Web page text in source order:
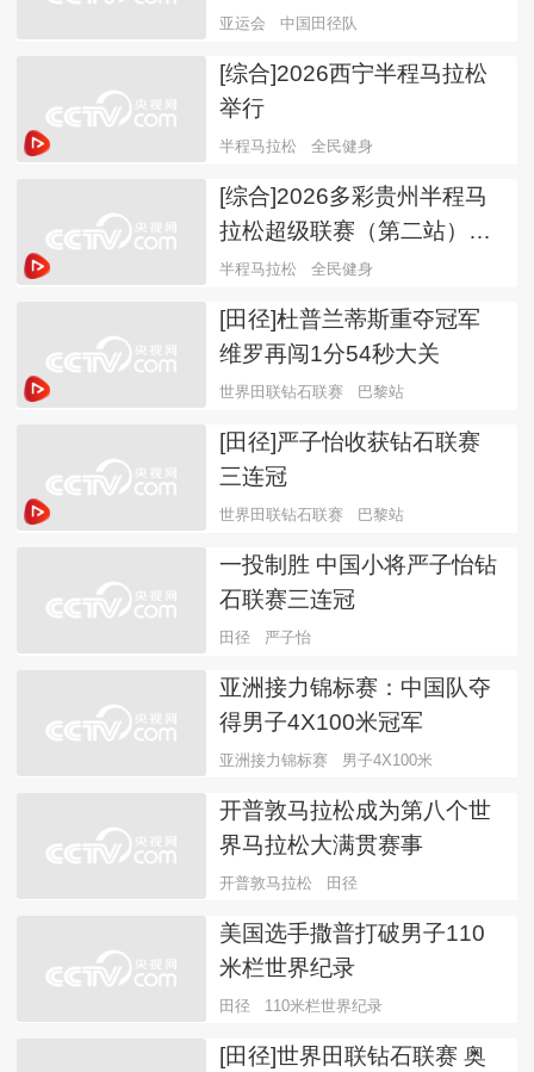
亚运会 中国田径队
[综合]2026西宁半程马拉松
举行
半程马拉松 全民健身
[综合]2026多彩贵州半程马
拉松超级联赛（第二站）举
行
半程马拉松 全民健身
[田径]杜普兰蒂斯重夺冠军
维罗再闯1分54秒大关
世界田联钻石联赛 巴黎站
[田径]严子怡收获钻石联赛
三连冠
世界田联钻石联赛 巴黎站
一投制胜 中国小将严子怡钻
石联赛三连冠
田径 严子怡
亚洲接力锦标赛：中国队夺
得男子4X100米冠军
亚洲接力锦标赛 男子4X100米
开普敦马拉松成为第八个世
界马拉松大满贯赛事
开普敦马拉松 田径
美国选手撒普打破男子110
米栏世界纪录
田径 110米栏世界纪录
[田径]世界田联钻石联赛 奥